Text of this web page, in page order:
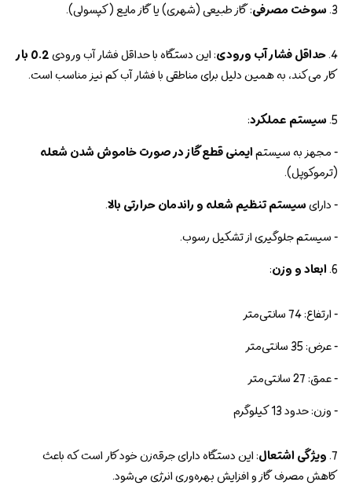
3. سوخت مصرفی: گاز طبیعی (شهری) یا گاز مایع (کپسولی).
4. حداقل فشار آب ورودی: این دستگاه با حداقل فشار آب ورودی0.2 بار
کار می‌کند، به همین دلیل برای مناطقی با فشار آب کم نیز مناسب است.
5. سیستم عملکرد:
- مجهز به سیستمایمنی قطع گاز در صورت خاموش شدن شعله
(ترموکوپل).
- دارایسیستم تنظیم شعله و راندمان حرارتی بالا.
- سیستم جلوگیری از تشکیل رسوب.
6. ابعاد و وزن:
- ارتفاع: 74 سانتی‌متر
- عرض: 35 سانتی‌متر
- عمق: 27 سانتی‌متر
- وزن: حدود 13 کیلوگرم
7. ویژگی اشتعال: این دستگاه دارای جرقه‌زن خودکار است که باعث
کاهش مصرف گاز و افزایش بهره‌وری انرژی می‌شود.